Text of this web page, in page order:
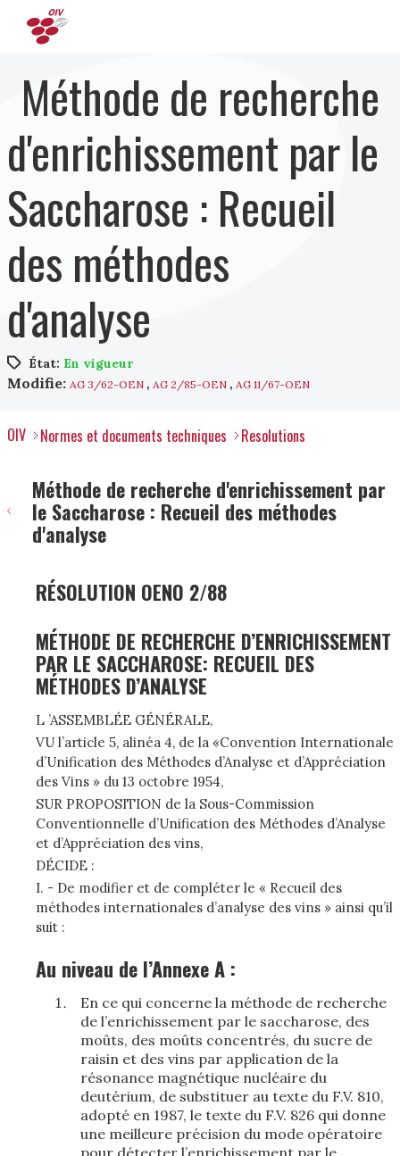
Méthode de recherche
d'enrichissement par le
Saccharose : Recueil
des méthodes
d'analyse
État: En vigueur
Modifie: AG 3/62-OEN , AG 2/85-OEN , AG 11/67-OEN
OIV Normes et documents techniques Resolutions
Méthode de recherche d'enrichissement par
le Saccharose : Recueil des méthodes
d'analyse
RÉSOLUTION OENO 2/88
MÉTHODE DE RECHERCHE D’ENRICHISSEMENT
PAR LE SACCHAROSE: RECUEIL DES
MÉTHODES D’ANALYSE
L ’ASSEMBLÉE GÉNÉRALE,
VU l’article 5, alinéa 4, de la «Convention Internationale
d’Unification des Méthodes d’Analyse et d’Appréciation
des Vins » du 13 octobre 1954,
SUR PROPOSITION de la Sous-Commission
Conventionnelle d’Unification des Méthodes d’Analyse
et d’Appréciation des vins,
DÉCIDE :
I. - De modifier et de compléter le « Recueil des
méthodes internationales d’analyse des vins » ainsi qu’il
suit :
Au niveau de l’Annexe A :
En ce qui concerne la méthode de recherche
de l’enrichissement par le saccharose, des
moûts, des moûts concentrés, du sucre de
raisin et des vins par application de la
résonance magnétique nucléaire du
deutérium, de substituer au texte du F.V. 810,
adopté en 1987, le texte du F.V. 826 qui donne
une meilleure précision du mode opératoire
pour détecter l’enrichissement par le